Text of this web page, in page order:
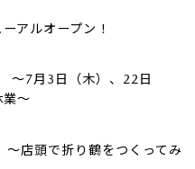
アルオープン！
～7月3日（木）、22日
業～
店頭で折り鶴をつくってみ